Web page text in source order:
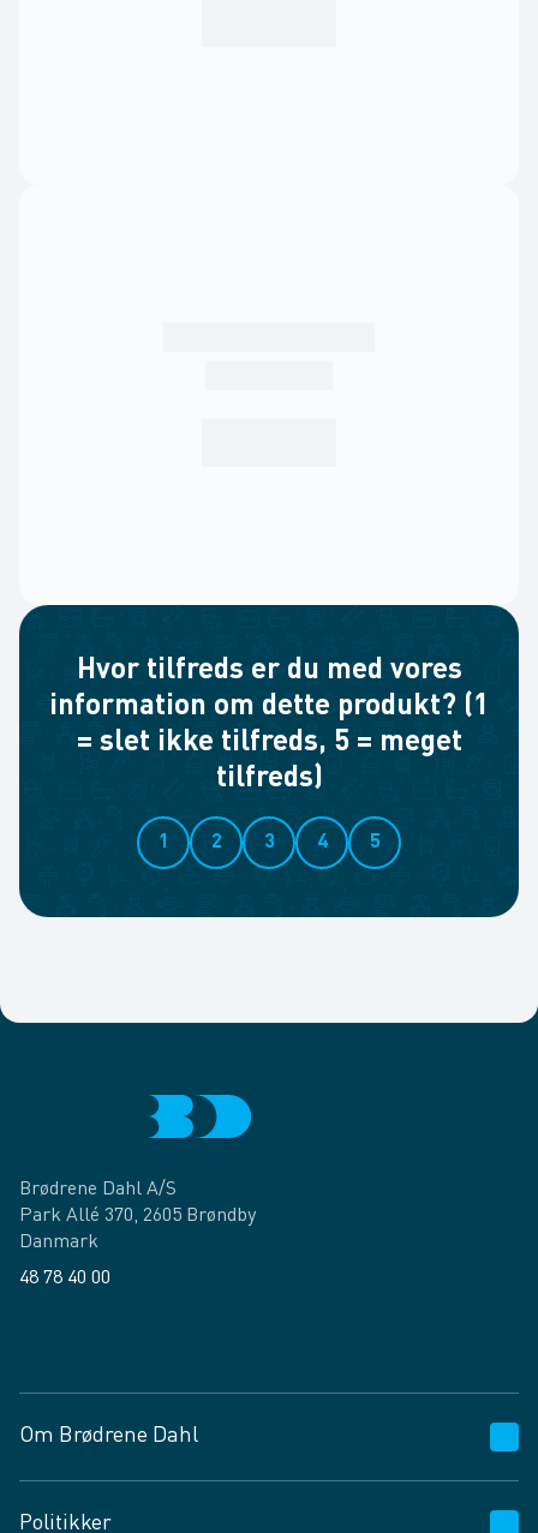
Hvor tilfreds er du med vores
information om dette produkt? (1
= slet ikke tilfreds, 5 = meget
tilfreds)
1 2 3 4 5
Brødrene Dahl A/S
Park Allé 370, 2605 Brøndby
Danmark
48 78 40 00
Om Brødrene Dahl
Politikker